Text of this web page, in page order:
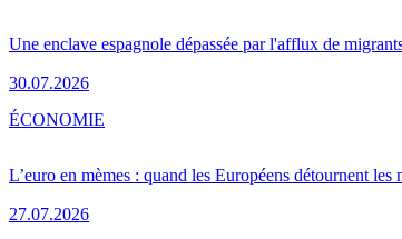
Une enclave espagnole dépassée par l'afflux de
30.07.2026
L’euro en mèmes : quand les Européens détournent les
27.07.2026
ÉCONOMIE